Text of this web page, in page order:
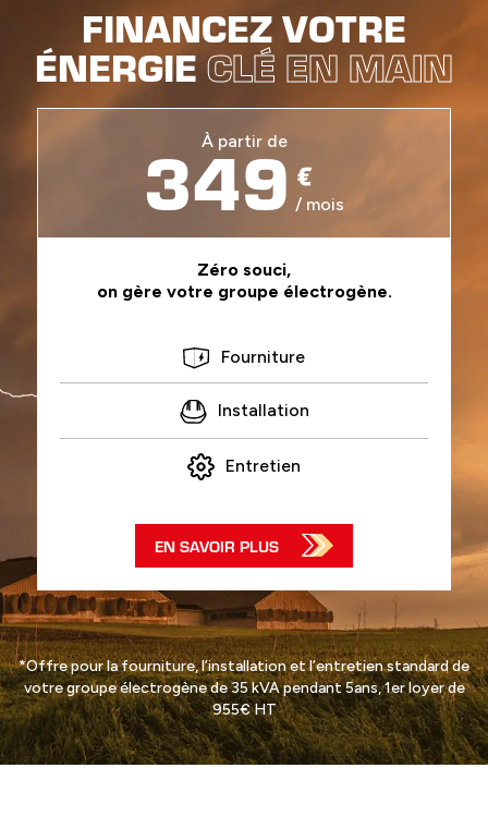
FINANCEZ VOTRE
ÉNERGIECLÉ EN MAIN
À partir de
349 €
/ mois
Zéro souci,
on gère votre groupe électrogène.
Fourniture
Installation
Entretien
EN SAVOIR PLUS
*Offre pour la fourniture, l’installation et l’entretien standard de
votre groupe électrogène de 35 kVA pendant 5ans, 1er loyer de
955€ HT